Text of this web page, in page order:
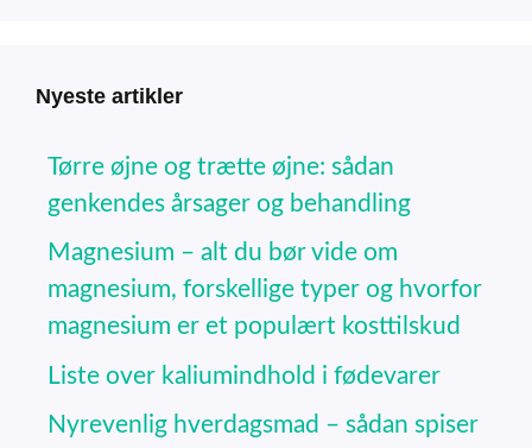
Nyeste artikler
Tørre øjne og trætte øjne: sådan
genkendes årsager og behandling
Magnesium – alt du bør vide om
magnesium, forskellige typer og hvorfor
magnesium er et populært kosttilskud
Liste over kaliumindhold i fødevarer
Nyrevenlig hverdagsmad – sådan spiser